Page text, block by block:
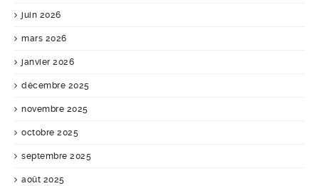
juin 2026
mars 2026
janvier 2026
décembre 2025
novembre 2025
octobre 2025
septembre 2025
août 2025